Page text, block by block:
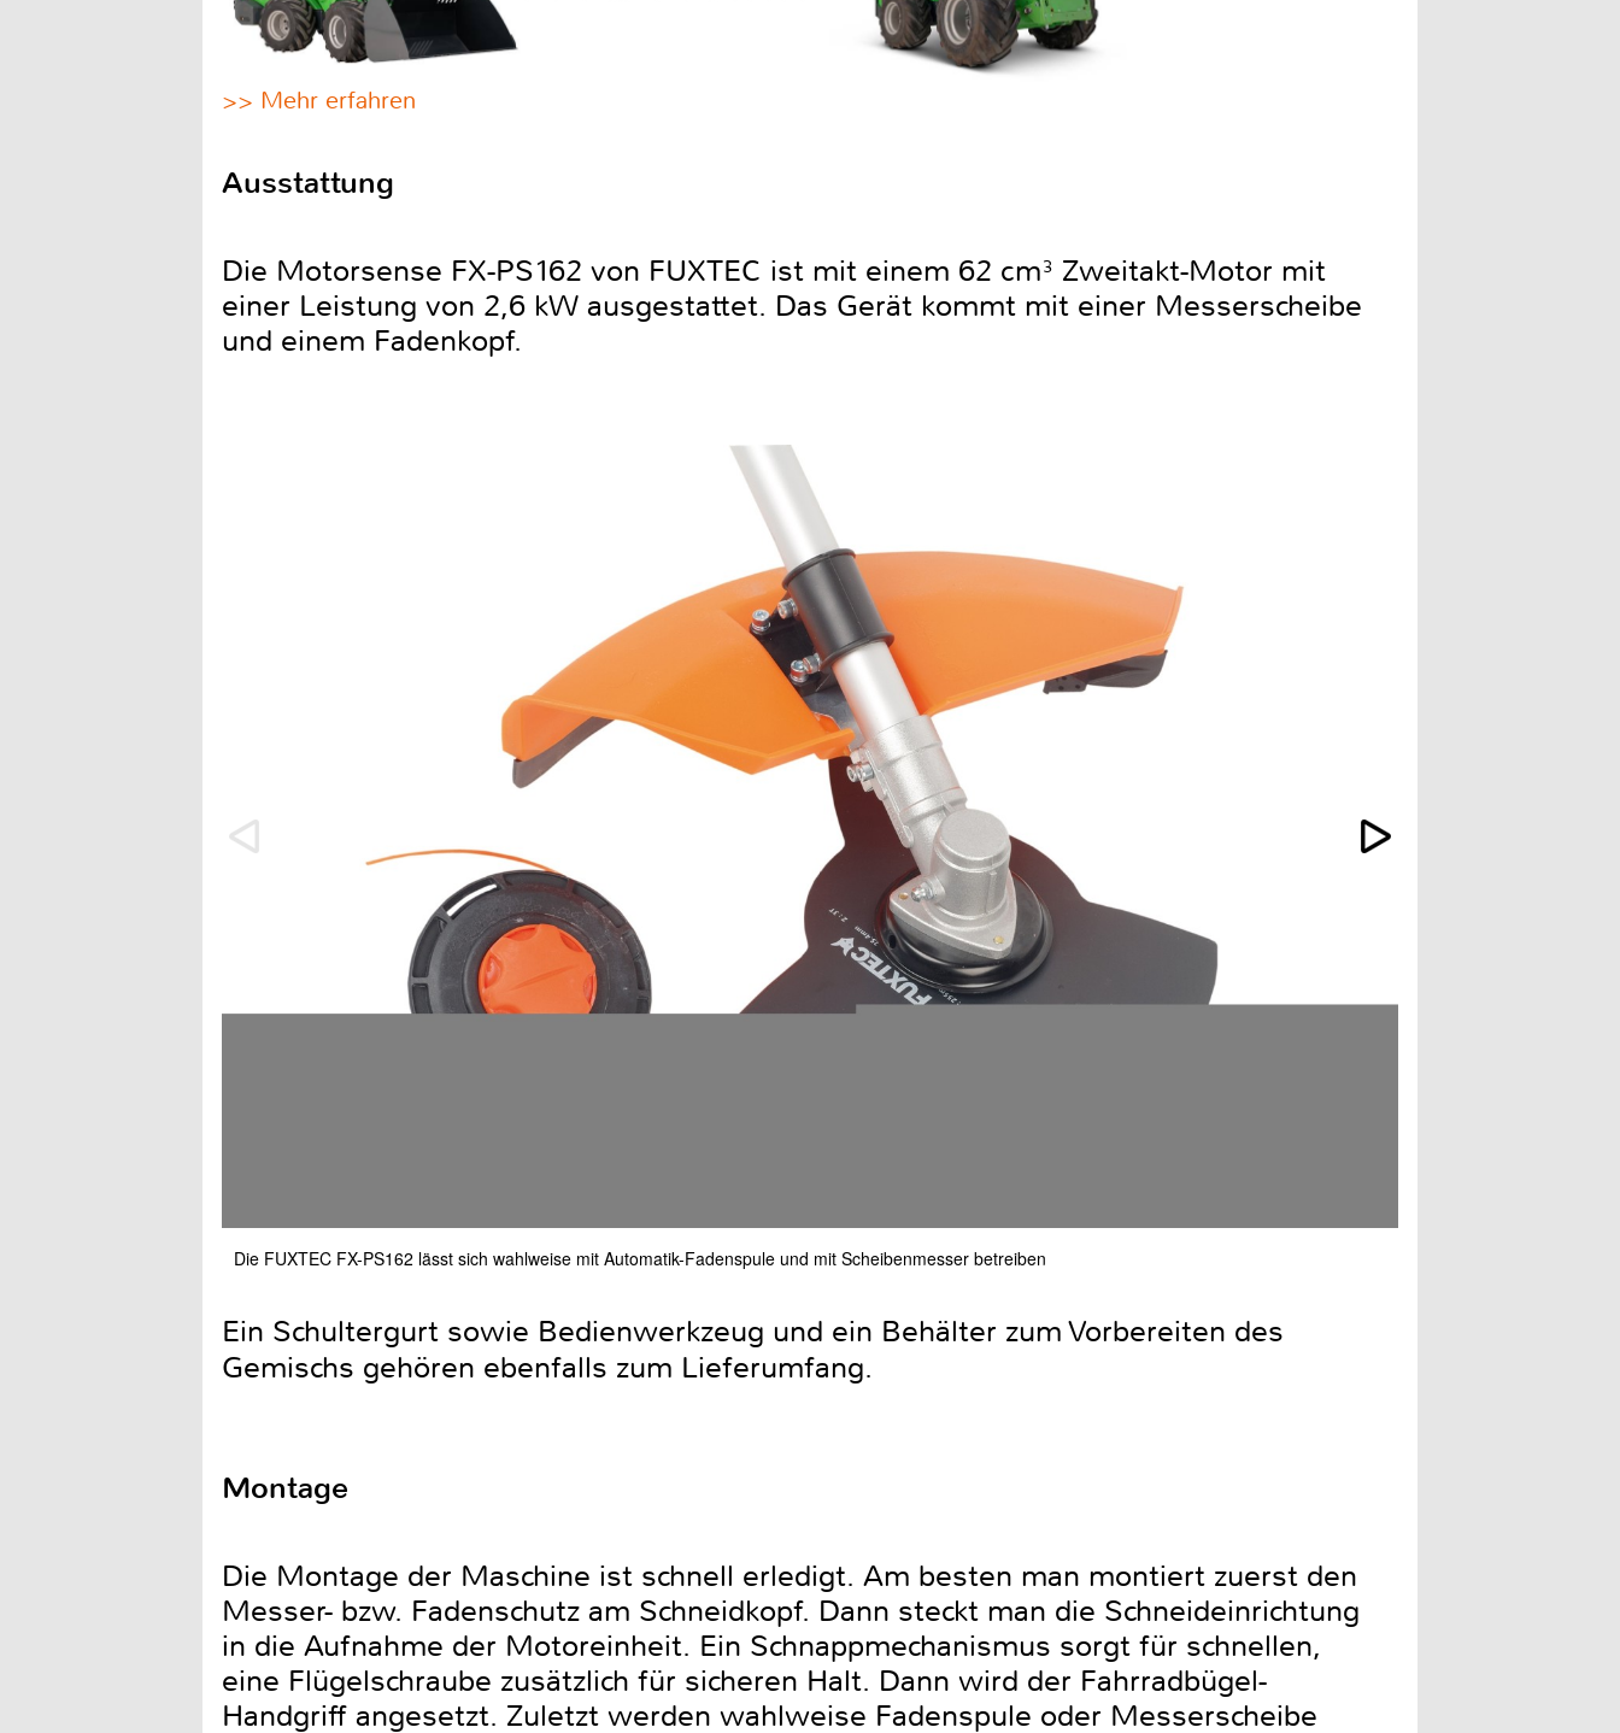
>> Mehr erfahren
Ausstattung
Die Motorsense FX-PS162 von FUXTEC ist mit einem 62 cm³ Zweitakt-Motor mit
einer Leistung von 2,6 kW ausgestattet. Das Gerät kommt mit einer Messerscheibe
und einem Fadenkopf.
Die FUXTEC FX-PS162 lässt sich wahlweise mit Automatik-Fadenspule und mit Scheibenmesser betreiben
Ein Schultergurt sowie Bedienwerkzeug und ein Behälter zum Vorbereiten des
Gemischs gehören ebenfalls zum Lieferumfang.
Montage
Die Montage der Maschine ist schnell erledigt. Am besten man montiert zuerst den
Messer- bzw. Fadenschutz am Schneidkopf. Dann steckt man die Schneideinrichtung
in die Aufnahme der Motoreinheit. Ein Schnappmechanismus sorgt für schnellen,
eine Flügelschraube zusätzlich für sicheren Halt. Dann wird der Fahrradbügel-
Handgriff angesetzt. Zuletzt werden wahlweise Fadenspule oder Messerscheibe